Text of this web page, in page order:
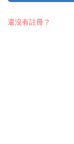
還沒有註冊？